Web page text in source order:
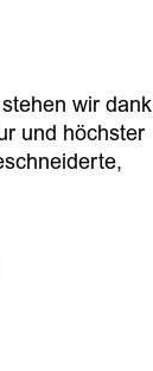
wir dank
und höchster